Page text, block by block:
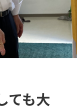
ても大